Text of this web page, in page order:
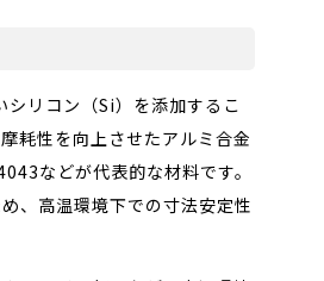
リコン（Si）を添加するこ
耗性を向上させたアルミ合金
などが代表的な材料です。
、高温環境下での寸法安定性